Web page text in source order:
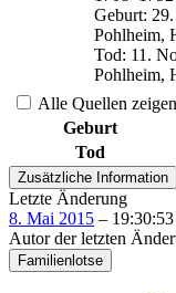
Geburt:
Pohlheim,
Tod: 11.
Pohlheim,
Alle Quellen zeigen
Geburt
Tod
Zusätzliche Information
Letzte Änderung
8. Mai 2015 – 19:30:53
Autor der letzten
Familienlotse